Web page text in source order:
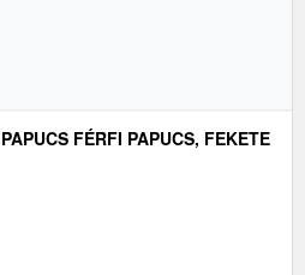
FÉRFI PAPUCS, FEKETE